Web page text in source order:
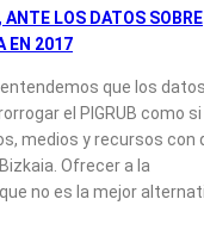
LOS DATOS SOBRE
EN 2017
que los
el PIGRUB como si
medios y recursos con
Ofrecer a la
no es la mejor